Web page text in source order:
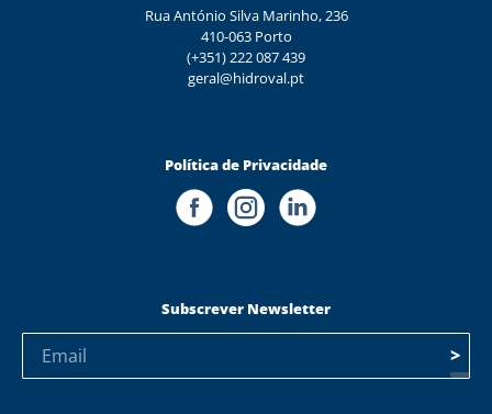
Rua António Silva Marinho, 236
410-063 Porto
(+351) 222 087 439
geral@hidroval.pt
Política de Privacidade
Subscrever Newsletter
>